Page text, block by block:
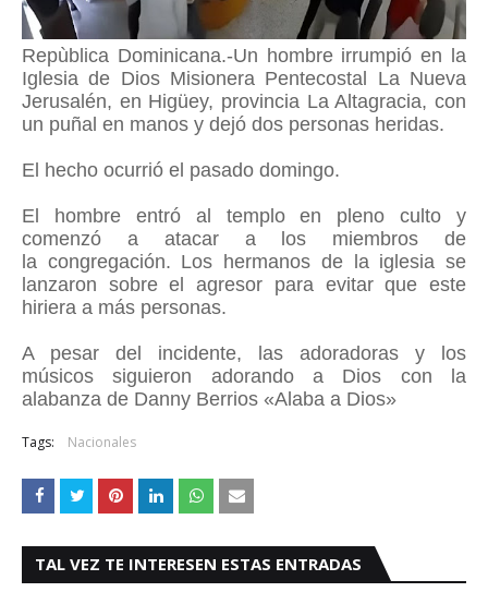
Repùblica Dominicana.-Un hombre irrumpió en la
Iglesia de Dios Misionera Pentecostal La Nueva
Jerusalén, en Higüey, provincia La Altagracia, con
un puñal en manos y dejó dos personas heridas.
El hecho ocurrió el pasado domingo.
El hombre entró al templo en pleno culto y
comenzó a atacar a los miembros de
la congregación. Los hermanos de la iglesia se
lanzaron sobre el agresor para evitar que este
hiriera a más personas.
A pesar del incidente, las adoradoras y los
músicos siguieron adorando a Dios con la
alabanza de Danny Berrios «Alaba a Dios»
Tags: Nacionales
TAL VEZ TE INTERESEN ESTAS ENTRADAS